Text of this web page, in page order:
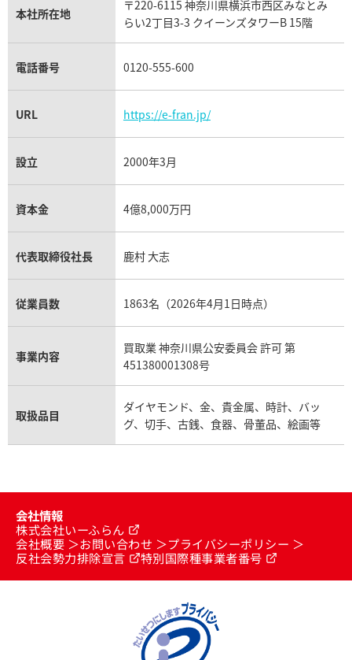
パネライ買取
チューダー（チュードル）買取
本社所在地
〒220-6115 神奈川県横浜市西区みなとみ
らい2丁目3-3 クイーンズタワーB 15階
電話番号 0120-555-600
URL https://e-fran.jp/
設立 2000年3月
資本金 4億8,000万円
代表取締役社長 鹿村 大志
従業員数 1863名（2026年4月1日時点）
事業内容
買取業 神奈川県公安委員会 許可 第
451380001308号
取扱品目
ダイヤモンド、金、貴金属、時計、バッ
グ、切手、古銭、食器、骨董品、絵画等
会社情報
株式会社いーふらん
会社概要
お問い合わせ
プライバシーポリシー
反社会勢力排除宣言
特別国際種事業者番号